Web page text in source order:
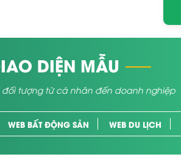
DIỆN MẪU
tượng từ cá nhân đến doanh nghiệp
WEB BẤT ĐỘNG SẢN WEB DU LỊCH